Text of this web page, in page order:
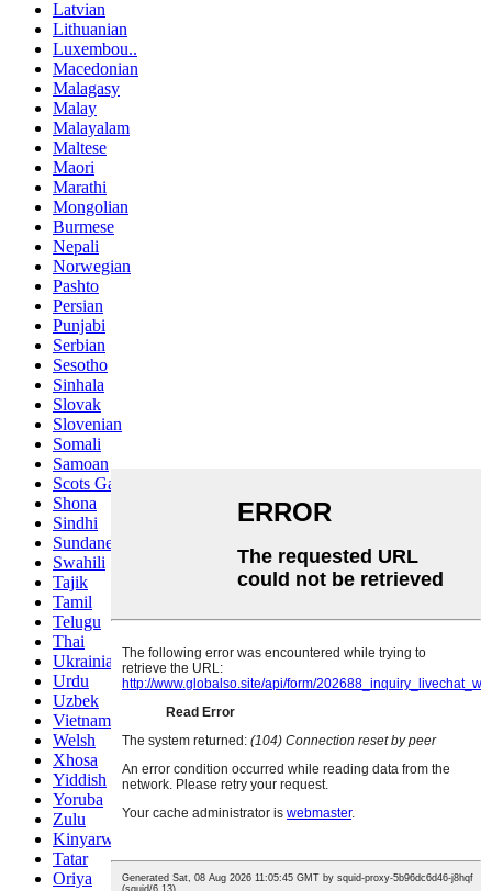
Latvian
Lithuanian
Luxembou..
Macedonian
Malagasy
Malay
Malayalam
Maltese
Maori
Marathi
Mongolian
Burmese
Nepali
Norwegian
Pashto
Persian
Punjabi
Serbian
Sesotho
Sinhala
Slovak
Slovenian
Somali
Samoan
Scots Gaelic
Shona
Sindhi
Sundanese
Swahili
Tajik
Tamil
Telugu
Thai
Ukrainian
Urdu
Uzbek
Vietnamese
Welsh
Xhosa
Yiddish
Yoruba
Zulu
Kinyarwanda
Tatar
Oriya